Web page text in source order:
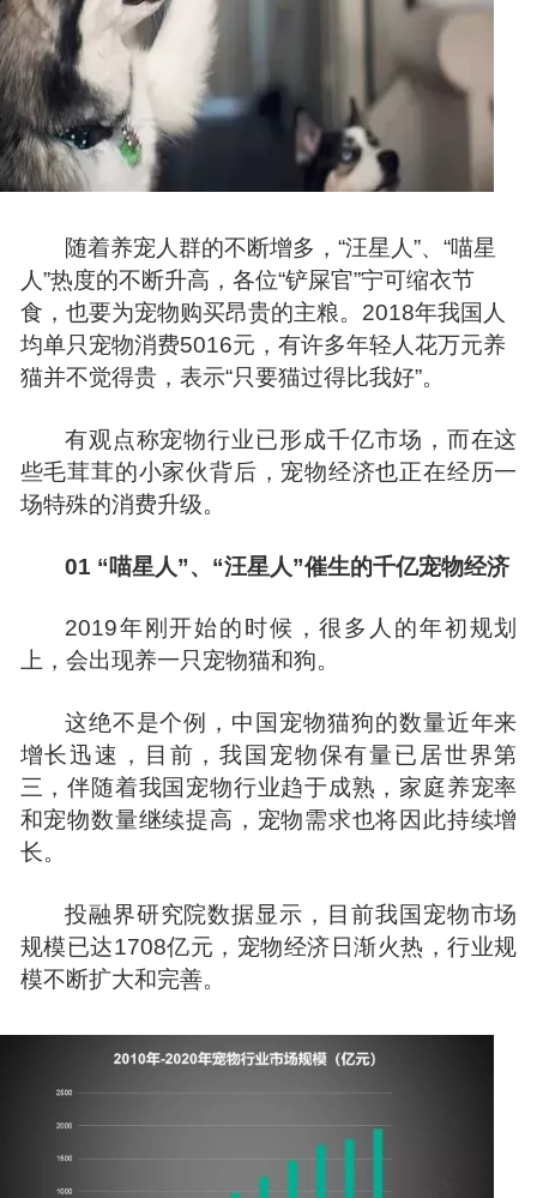
随着养宠人群的不断增多，“汪星人”、“喵星
人”热度的不断升高，各位“铲屎官”宁可缩衣节
食，也要为宠物购买昂贵的主粮。2018年我国人
均单只宠物消费5016元，有许多年轻人花万元养
猫并不觉得贵，表示“只要猫过得比我好”。
有观点称宠物行业已形成千亿市场，而在这
些毛茸茸的小家伙背后，宠物经济也正在经历一
场特殊的消费升级。
01 “喵星人”、“汪星人”催生的千亿宠物经济
2019年刚开始的时候，很多人的年初规划
上，会出现养一只宠物猫和狗。
这绝不是个例，中国宠物猫狗的数量近年来
增长迅速，目前，我国宠物保有量已居世界第
三，伴随着我国宠物行业趋于成熟，家庭养宠率
和宠物数量继续提高，宠物需求也将因此持续增
长。
投融界研究院数据显示，目前我国宠物市场
规模已达1708亿元，宠物经济日渐火热，行业规
模不断扩大和完善。